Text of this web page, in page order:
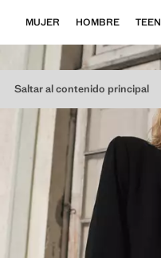
Saltar al contenido principal
MUJER HOMBRE TEEN